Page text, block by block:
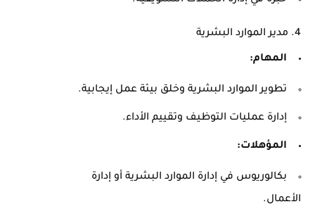
4. مدير الموارد البشرية
المهام:
تطوير الموارد البشرية وخلق بيئة عمل إيجابية.
إدارة عمليات التوظيف وتقييم الأداء.
المؤهلات:
بكالوريوس في إدارة الموارد البشرية أو إدارة
الأعمال.